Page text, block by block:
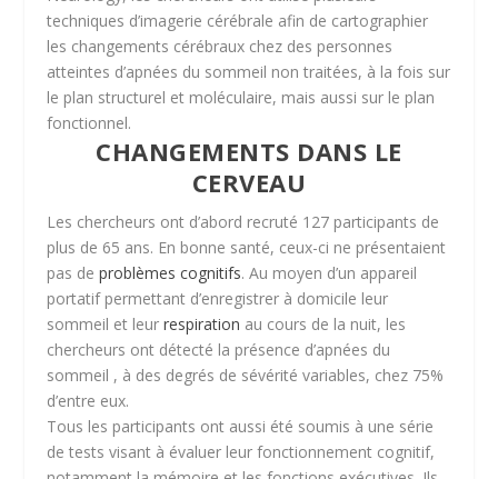
techniques d’imagerie cérébrale afin de cartographier
les changements cérébraux chez des personnes
atteintes d’apnées du sommeil non traitées, à la fois sur
le plan structurel et moléculaire, mais aussi sur le plan
fonctionnel.
CHANGEMENTS DANS LE
CERVEAU
Les chercheurs ont d’abord recruté 127 participants de
plus de 65 ans. En bonne santé, ceux-ci ne présentaient
pas deproblèmes cognitifs. Au moyen d’un appareil
portatif permettant d’enregistrer à domicile leur
sommeil et leurrespiration au cours de la nuit, les
chercheurs ont détecté la présence d’apnées du
sommeil , à des degrés de sévérité variables, chez 75%
d’entre eux.
Tous les participants ont aussi été soumis à une série
de tests visant à évaluer leur fonctionnement cognitif,